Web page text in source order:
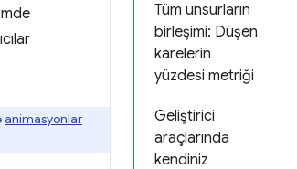
Tüm unsurların
birleşimi: Düşen
karelerin
yüzdesi metriği
Geliştirici
araçlarında
kendiniz
animasyonlar